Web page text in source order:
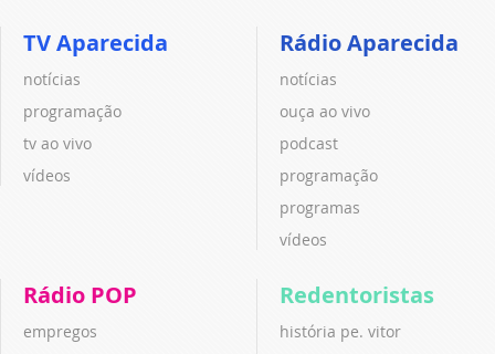
TV Aparecida
notícias
programação
tv ao vivo
vídeos
Rádio Aparecida
notícias
ouça ao vivo
podcast
programação
programas
vídeos
Rádio POP
empregos
Redentoristas
história pe. vitor